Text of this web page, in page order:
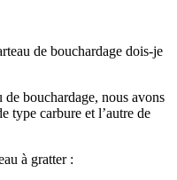
de bouchardage dois-je
bouchardage, nous avons
type carbure et l’autre de
à gratter :